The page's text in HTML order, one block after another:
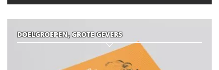
DOELGROEPEN, GROTE GEVERS